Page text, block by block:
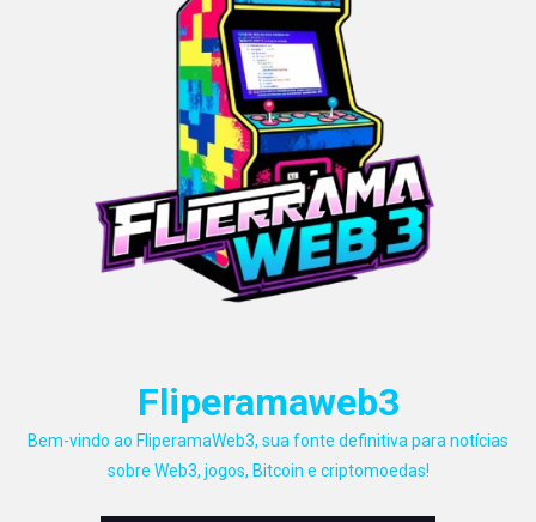
Fliperamaweb3
Bem-vindo ao FliperamaWeb3, sua fonte definitiva para notícias
sobre Web3, jogos, Bitcoin e criptomoedas!